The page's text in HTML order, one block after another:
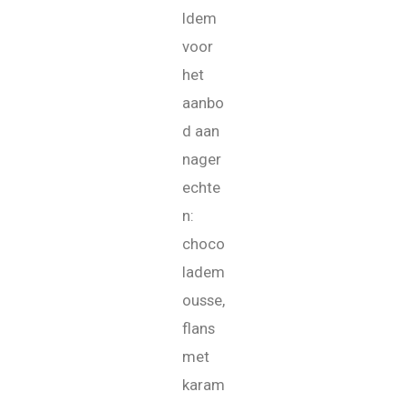
Idem
voor
het
aanbo
d aan
nager
echte
n:
choco
ladem
ousse,
flans
met
karam